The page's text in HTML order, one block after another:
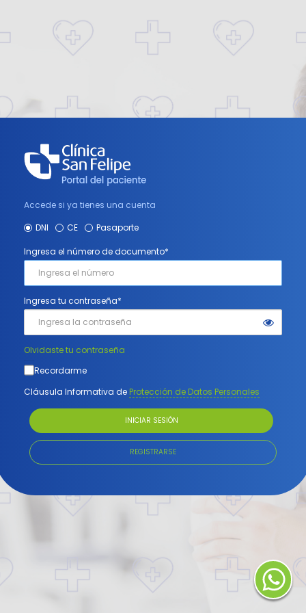
Accede si ya tienes una cuenta
DNI
CE Pasaporte
Ingresa el número de documento*
Ingresa tu contraseña*
Olvidaste tu contraseña
Recordarme
Cláusula Informativa de Protección de Datos Personales
INICIAR SESIÓN
REGISTRARSE